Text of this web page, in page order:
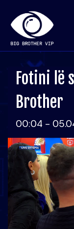
Fotini lë
Brother
00:04 -